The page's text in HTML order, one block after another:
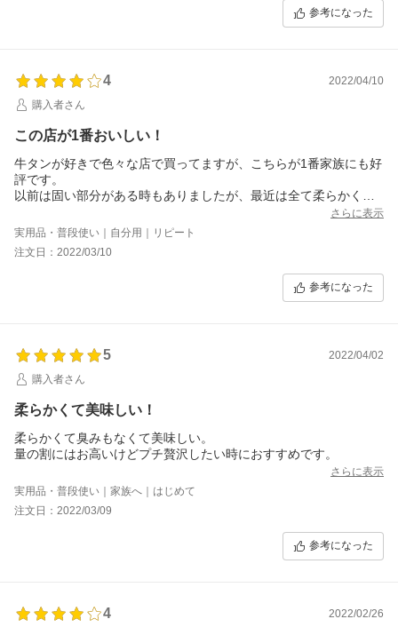
参考になった
4
2022/04/10
購入者さん
この店が1番おいしい！
牛タンが好きで色々な店で買ってますが、こちらが1番家族にも好
評です。
以前は固い部分がある時もありましたが、最近は全て柔らかくて
一つ一つ梱包されてるのがとても嵩張るし面倒なのでお得な大袋
を作って欲しいです。
さらに表示
実用品・普段使い｜自分用｜リピート
注文日：2022/03/10
参考になった
5
2022/04/02
購入者さん
柔らかくて美味しい！
柔らかくて臭みもなくて美味しい。
量の割にはお高いけどプチ贅沢したい時におすすめです。
さらに表示
実用品・普段使い｜家族へ｜はじめて
注文日：2022/03/09
参考になった
4
2022/02/26